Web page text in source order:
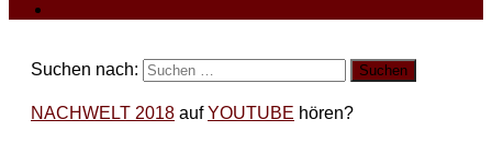
Suchen nach:
NACHWELT 2018 aufYOUTUBE hören?